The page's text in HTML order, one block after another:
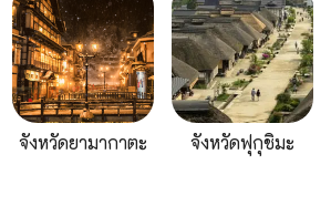
จังหวัดยามากาตะ จังหวัดฟุกุชิมะ